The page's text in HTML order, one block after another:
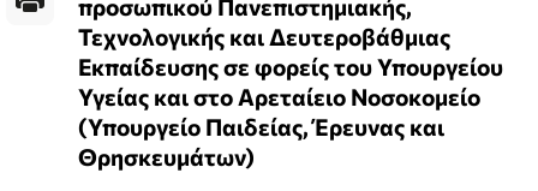
Τεχνολογικής και Δευτεροβάθμιας
Εκπαίδευσης σε φορείς του Υπουργείου
Υγείας και στο Αρεταίειο Νοσοκομείο
(Υπουργείο Παιδείας, Έρευνας και
Θρησκευμάτων)